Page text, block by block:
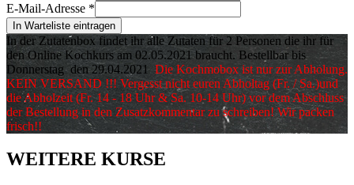
E-Mail-Adresse *
In Warteliste eintragen
In der Zutatenbox findet ihr alle Zutaten für 2 Personen die ihr für
den Online Kochkurs am 02.05.2021 braucht. Bestellbar bis
Donnerstag den 29.04.2021
Die Kochmobox ist nur zur Abholung.
KEIN VERSAND !!! Vergesst nicht euren Abholtag (Fr. / Sa.)und
die Abholzeit (Fr. 14 - 18 Uhr & Sa. 10-14 Uhr) vor dem Abschluss
der Bestellung in den Zusatzkommentar zu schreiben! Wir packen
frisch!!
WEITERE KURSE